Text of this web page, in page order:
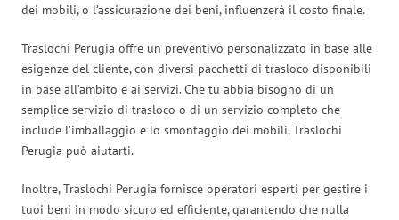
dei mobili, o l’assicurazione dei beni, influenzerà il costo finale.
Traslochi Perugia offre un preventivo personalizzato in base alle
esigenze del cliente, con diversi pacchetti di trasloco disponibili
in base all’ambito e ai servizi. Che tu abbia bisogno di un
semplice servizio di trasloco o di un servizio completo che
include l’imballaggio e lo smontaggio dei mobili, Traslochi
Perugia può aiutarti.
Inoltre, Traslochi Perugia fornisce operatori esperti per gestire i
tuoi beni in modo sicuro ed efficiente, garantendo che nulla